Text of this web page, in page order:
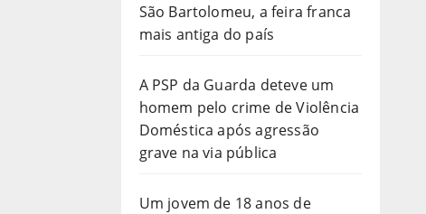
São Bartolomeu, a feira franca
mais antiga do país
A PSP da Guarda deteve um
homem pelo crime de Violência
Doméstica após agressão
grave na via pública
Um jovem de 18 anos de